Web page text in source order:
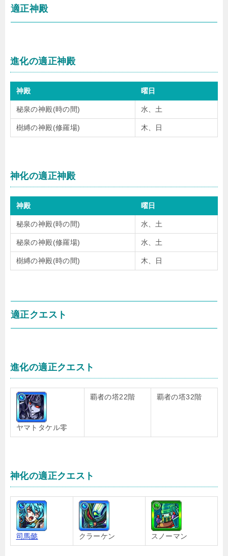
適正神殿
進化の適正神殿
神殿 曜日
秘泉の神殿(時の間) 水、土
樹縛の神殿(修羅場) 木、日
神化の適正神殿
神殿 曜日
秘泉の神殿(時の間) 水、土
秘泉の神殿(修羅場) 水、土
樹縛の神殿(時の間) 木、日
適正クエスト
進化の適正クエスト
ヤマトタケル零
覇者の塔22階 覇者の塔32階
神化の適正クエスト
司馬懿 クラーケン スノーマン